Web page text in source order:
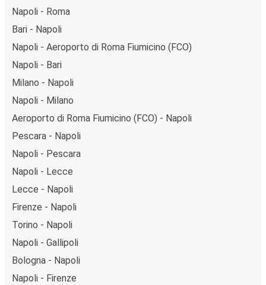
Napoli - Roma
Bari - Napoli
Napoli - Aeroporto di Roma Fiumicino (FCO)
Napoli - Bari
Milano - Napoli
Napoli - Milano
Aeroporto di Roma Fiumicino (FCO) - Napoli
Pescara - Napoli
Napoli - Pescara
Napoli - Lecce
Lecce - Napoli
Firenze - Napoli
Torino - Napoli
Napoli - Gallipoli
Bologna - Napoli
Napoli - Firenze